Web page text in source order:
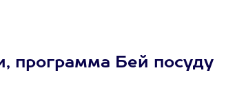
программа Бей посуду